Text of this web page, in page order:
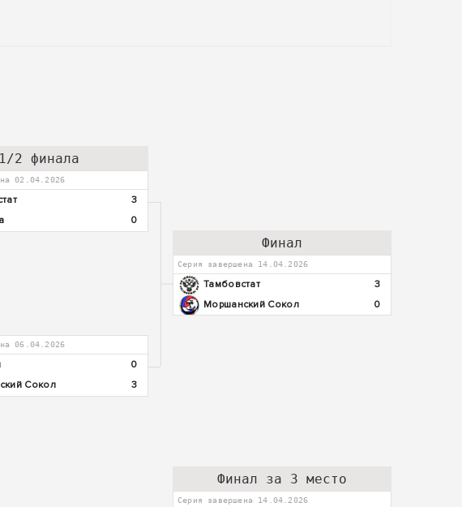
1/2 финала
02.04.2026
3
0
06.04.2026
0
Сокол
3
Финал
Серия завершена 14.04.2026
Тамбовстат
3
Моршанский Сокол
0
Финал за 3 место
Серия завершена 14.04.2026